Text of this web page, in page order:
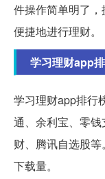
件操作简单明了
便捷地进行理财。
学习理财app
学习理财app排行
通、余利宝、零
财、腾讯自选股
下载量。